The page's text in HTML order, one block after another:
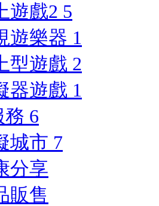
遊戲2 5
遊樂器 1
型遊戲 2
器遊戲 1
務 6
城市 7
分享
販售